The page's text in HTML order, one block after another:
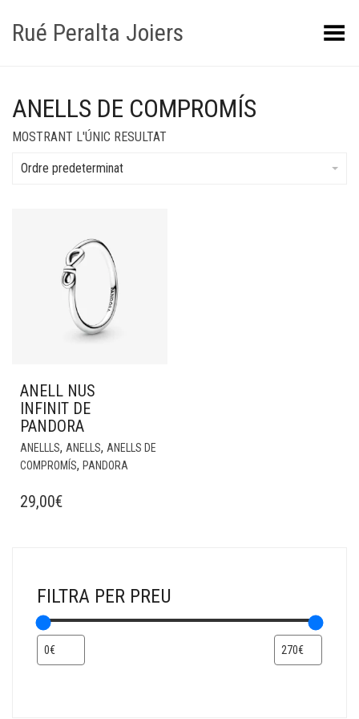
Rué Peralta Joiers Obrir/tancar el menú
ANELLS DE COMPROMÍS
MOSTRANT L'ÚNIC RESULTAT
Ordre predeterminat
ANELL NUS
INFINIT DE
PANDORA
ANELLLS, ANELLS, ANELLS DE
COMPROMÍS, PANDORA
29,00€
FILTRA PER PREU